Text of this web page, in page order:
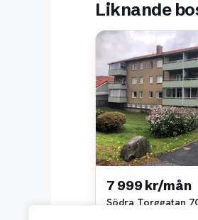
Liknande
7 999 kr/mån
Södra Torggatan